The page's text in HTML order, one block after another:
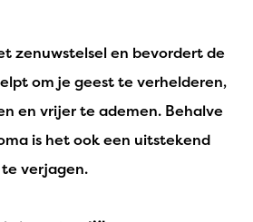
zenuwstelsel en bevordert de
om je geest te verhelderen,
en vrijer te ademen. Behalve
is het ook een uitstekend
verjagen.